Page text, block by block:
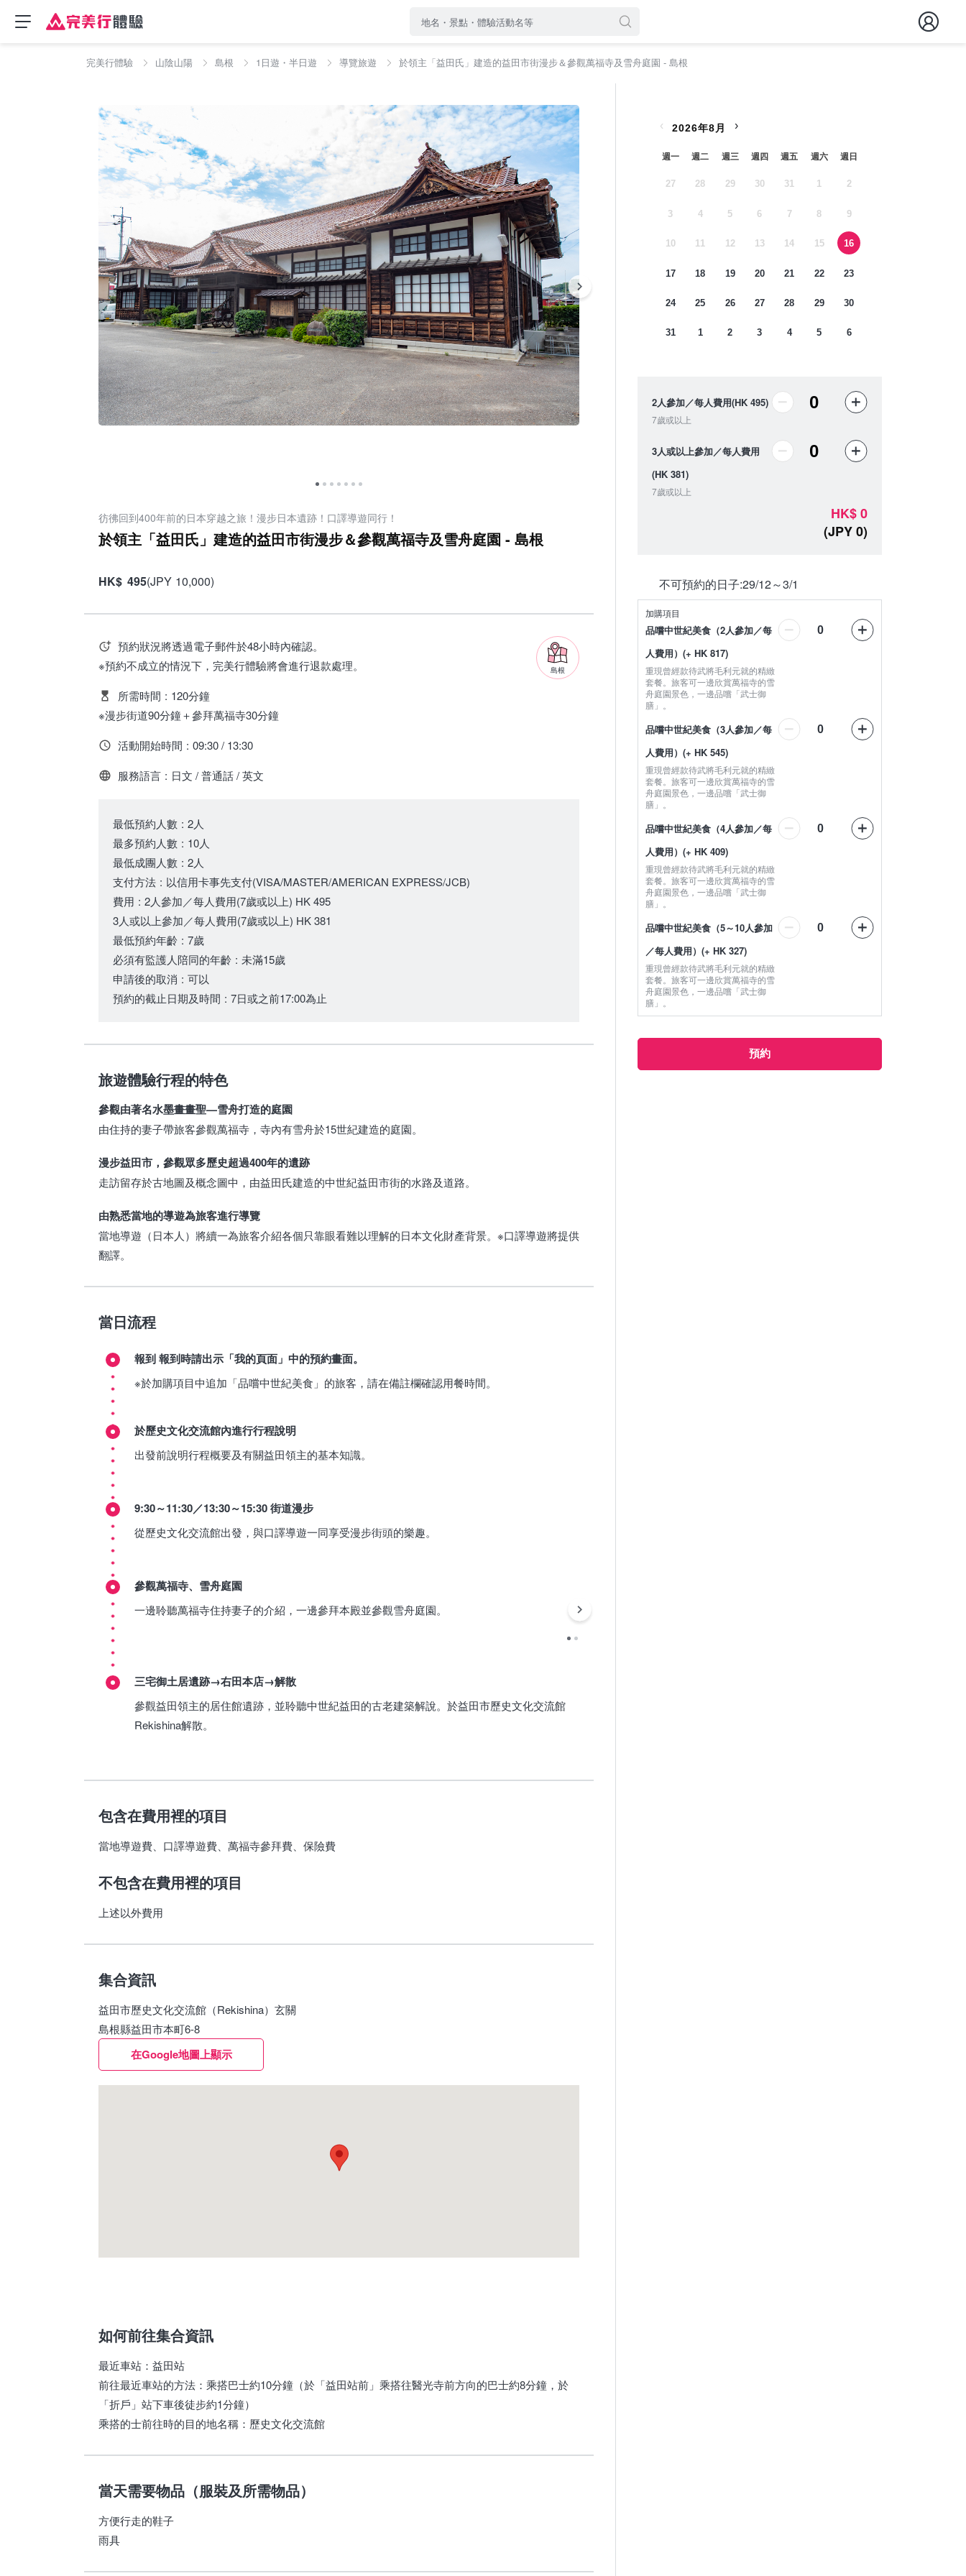
完美行體驗 山陰山陽 島根 1日遊・半日遊 導覽旅遊 於領主「益田氏」建造的益田市街漫步＆參觀萬福寺及雪舟庭園 - 島根
彷彿回到400年前的日本穿越之旅！漫步日本遺跡！口譯導遊同行！
於領主「益田氏」建造的益田市街漫步＆參觀萬福寺及雪舟庭園 - 島根
HK$ 495(JPY 10,000)
島根
預約狀況將透過電子郵件於48小時內確認。
※預約不成立的情況下，完美行體驗將會進行退款處理。
所需時間 : 120分鐘
※漫步街道90分鐘＋參拜萬福寺30分鐘
活動開始時間 : 09:30 / 13:30
服務語言 : 日文 / 普通話 / 英文
最低預約人數 : 2人
最多預約人數 : 10人
最低成團人數 : 2人
支付方法 : 以信用卡事先支付(VISA/MASTER/AMERICAN EXPRESS/JCB)
費用 : 2人參加／每人費用(7歲或以上) HK 495
3人或以上參加／每人費用(7歲或以上) HK 381
最低預約年齡 : 7歲
必須有監護人陪同的年齡 : 未滿15歲
申請後的取消 : 可以
預約的截止日期及時間 : 7日或之前17:00為止
旅遊體驗行程的特色
參觀由著名水墨畫畫聖—雪舟打造的庭園
由住持的妻子帶旅客參觀萬福寺，寺內有雪舟於15世紀建造的庭園。
漫步益田市，參觀眾多歷史超過400年的遺跡
走訪留存於古地圖及概念圖中，由益田氏建造的中世紀益田市街的水路及道路。
由熟悉當地的導遊為旅客進行導覽
當地導遊（日本人）將續一為旅客介紹各個只靠眼看難以理解的日本文化財產背景。※口譯導遊將提供
翻譯。
當日流程
報到 報到時請出示「我的頁面」中的預約畫面。
※於加購項目中追加「品嚐中世紀美食」的旅客，請在備註欄確認用餐時間。
於歷史文化交流館內進行行程說明
出發前說明行程概要及有關益田領主的基本知識。
9:30～11:30／13:30～15:30 街道漫步
從歷史文化交流館出發，與口譯導遊一同享受漫步街頭的樂趣。
參觀萬福寺、雪舟庭園
一邊聆聽萬福寺住持妻子的介紹，一邊參拜本殿並參觀雪舟庭園。
三宅御土居遺跡→右田本店→解散
參觀益田領主的居住館遺跡，並聆聽中世紀益田的古老建築解說。於益田市歷史文化交流館
Rekishina解散。
包含在費用裡的項目
當地導遊費、口譯導遊費、萬福寺參拜費、保險費
不包含在費用裡的項目
上述以外費用
集合資訊
益田市歷史文化交流館（Rekishina）玄關
島根縣益田市本町6-8
在Google地圖上顯示
如何前往集合資訊
最近車站 ： 益田站
前往最近車站的方法 ： 乘搭巴士約10分鐘（於「益田站前」乘搭往醫光寺前方向的巴士約8分鐘，於
「折戶」站下車後徒步約1分鐘）
乘搭的士前往時的目的地名稱 ： 歷史文化交流館
當天需要物品（服裝及所需物品）
方便行走的鞋子
雨具
‹ 2026年8月 ›
週一 週二 週三 週四 週五 週六 週日
27 28 29 30 31 1 2
3 4 5 6 7 8 9
10 11 12 13 14 15 16
17 18 19 20 21 22 23
24 25 26 27 28 29 30
31 1 2 3 4 5 6
2人參加／每人費用(HK 495)
7歲或以上
3人或以上參加／每人費用
(HK 381)
7歲或以上
HK$0
(JPY0)
不可預約的日子:29/12～3/1
加購項目
品嚐中世紀美食（2人參加／每
人費用） (+ HK 817)
重現曾經款待武將毛利元就的精緻
套餐。旅客可一邊欣賞萬福寺的雪
舟庭園景色，一邊品嚐「武士御
膳」。
品嚐中世紀美食（3人參加／每
人費用） (+ HK 545)
重現曾經款待武將毛利元就的精緻
套餐。旅客可一邊欣賞萬福寺的雪
舟庭園景色，一邊品嚐「武士御
膳」。
品嚐中世紀美食（4人參加／每
人費用） (+ HK 409)
重現曾經款待武將毛利元就的精緻
套餐。旅客可一邊欣賞萬福寺的雪
舟庭園景色，一邊品嚐「武士御
膳」。
品嚐中世紀美食（5～10人參加
／每人費用） (+ HK 327)
重現曾經款待武將毛利元就的精緻
套餐。旅客可一邊欣賞萬福寺的雪
舟庭園景色，一邊品嚐「武士御
膳」。
預約